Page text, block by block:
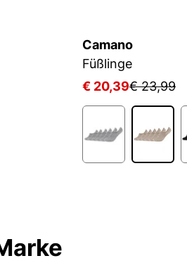
Camano
Füßlinge
€ 20,39€ 23,99